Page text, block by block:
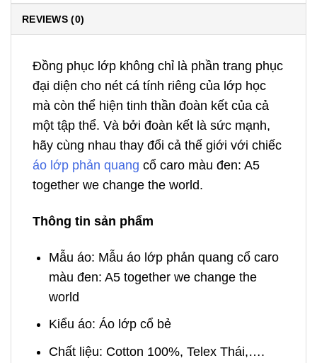
REVIEWS (0)
Đồng phục lớp không chỉ là phần trang phục
đại diện cho nét cá tính riêng của lớp học
mà còn thể hiện tinh thần đoàn kết của cả
một tập thể. Và bởi đoàn kết là sức mạnh,
hãy cùng nhau thay đổi cả thế giới với chiếc
áo lớp phản quang cổ caro màu đen: A5
together we change the world.
Thông tin sản phẩm
Mẫu áo: Mẫu áo lớp phản quang cổ caro
màu đen: A5 together we change the
world
Kiểu áo: Áo lớp cổ bẻ
Chất liệu: Cotton 100%, Telex Thái,….